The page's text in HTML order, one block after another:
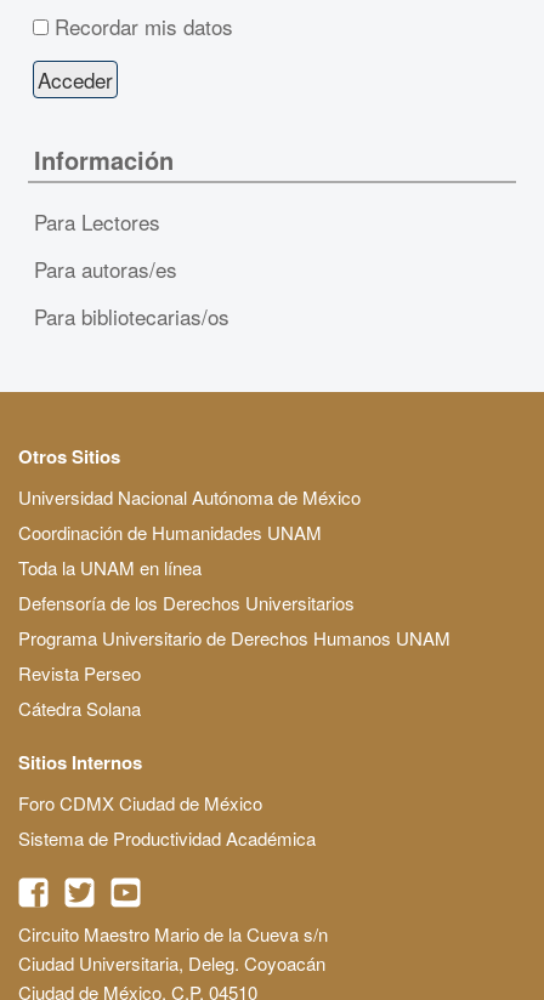
Recordar mis datos
Información
Para Lectores
Para autoras/es
Para bibliotecarias/os
Otros Sitios
Universidad Nacional Autónoma de México
Coordinación de Humanidades UNAM
Toda la UNAM en línea
Defensoría de los Derechos Universitarios
Programa Universitario de Derechos Humanos UNAM
Revista Perseo
Cátedra Solana
Sitios Internos
Foro CDMX Ciudad de México
Sistema de Productividad Académica
Circuito Maestro Mario de la Cueva s/n
Ciudad Universitaria, Deleg. Coyoacán
Ciudad de México, C.P. 04510